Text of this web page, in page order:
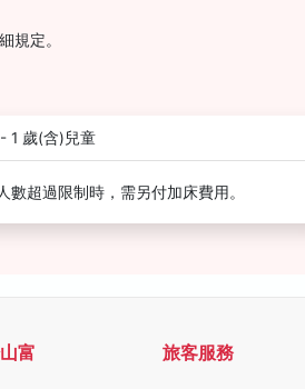
規定。
1 歲(含)兒童
數超過限制時，需另付加床費用。
富 旅客服務